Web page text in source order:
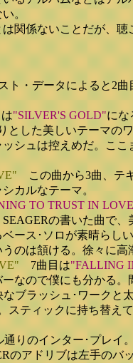
。
関係ないことだが、
ト・データによると2曲
"SILVER'S GOLD"にな
とした美しいテーマの
シュは控えめだ。こ
この曲から3曲、テ
カルなテーマ。
TO TRUST IN
の書いた曲で
ース･ソロが素晴らし
のは頷ける。徐々に高
7曲目は"FALLING
なので僕にも分かる
ブラッシュ･ワークと
スティックに持ち替え
りのインター･プレイ
のアドリブは左手のバ